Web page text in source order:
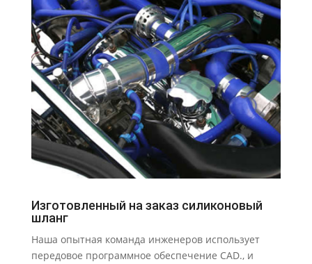
Изготовленный на заказ силиконовый
шланг
Наша опытная команда инженеров использует
передовое программное обеспечение CAD., и